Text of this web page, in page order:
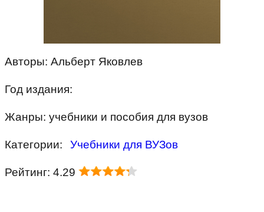
Авторы: Альберт Яковлев
Год издания:
Жанры: учебники и пособия для вузов
Категории: Учебники для ВУЗов
Рейтинг: 4.29